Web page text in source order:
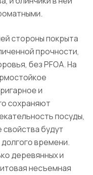
стороны покрыта
прочности,
без PFOA. На
и
сохраняют
посуды,
будут
времени.
деревянных и
несъемная